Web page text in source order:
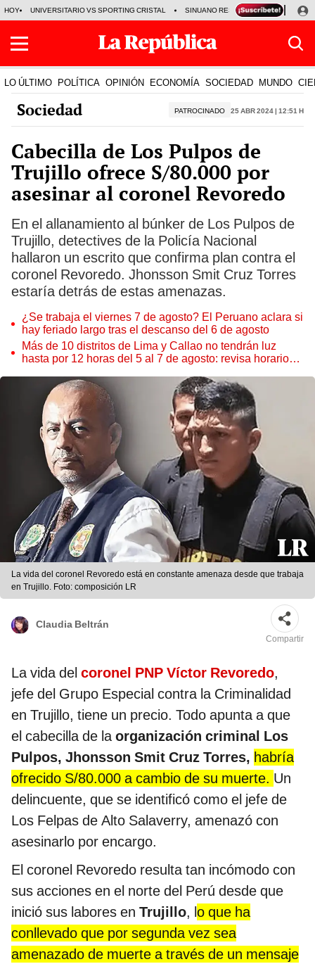
HOY UNIVERSITARIO VS SPORTING CRISTAL SINUANO RESULTADOS HOY
LO ÚLTIMO POLÍTICA OPINIÓN ECONOMÍA SOCIEDAD MUNDO
Sociedad PATROCINADO 25 Abr 2024 | 12:51 h
Cabecilla de Los Pulpos de
Trujillo ofrece S/80.000 por
asesinar al coronel Revoredo
En el allanamiento al búnker de Los Pulpos de
Trujillo, detectives de la Policía Nacional
hallaron un escrito que confirma plan contra el
coronel Revoredo. Jhonsson Smit Cruz Torres
estaría detrás de estas amenazas.
¿Se trabaja el viernes 7 de agosto? El Peruano aclara si
hay feriado largo tras el descanso del 6 de agosto
Más de 10 distritos de Lima y Callao no tendrán luz
hasta por 12 horas del 5 al 7 de agosto: revisa horarios y
La vida del coronel Revoredo está en constante amenaza desde que trabaja
en Trujillo. Foto: composición LR
Claudia Beltrán
Compartir
La vida del coronel PNP Víctor Revoredo,
jefe del Grupo Especial contra la Criminalidad
en Trujillo, tiene un precio. Todo apunta a que
el cabecilla de laorganización criminal Los
Pulpos, Jhonsson Smit Cruz Torres, habría
ofrecido S/80.000 a cambio de su muerte. Un
delincuente, que se identificó como el jefe de
Los Felpas de Alto Salaverry, amenazó con
asesinarlo por encargo.
El coronel Revoredo resulta tan incómodo con
sus acciones en el norte del Perú desde que
inició sus labores en Trujillo, lo que ha
conllevado que por segunda vez sea
amenazado de muerte a través de un mensaje